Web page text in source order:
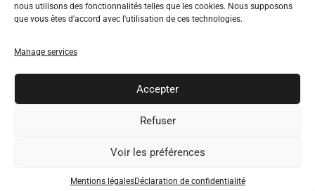
nous utilisons des fonctionnalités telles que les cookies. Nous supposons
que vous êtes d'accord avec l'utilisation de ces technologies.
Manage services
Accepter
Refuser
Voir les préférences
Mentions légalesDéclaration de confidentialité
LANGUE